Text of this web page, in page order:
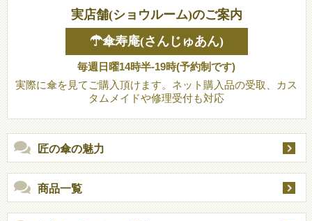
実店舗(ショウルーム)のご案内
☂傘寿庵(さんじゅあん)
毎週日曜14時半-19時(予約制です)
実際に傘を見てご購入頂けます。ネット購入品の受取、カス
タムメイドや修理受付も対応
匠の傘の魅力
商品一覧